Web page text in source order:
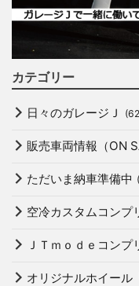
カテゴリー
日々のガレージＪ
販売車両情報（ON
ただいま納車準備中
空冷カスタムコンプ
ＪＴｍｏｄｅコンプ
オリジナルホイール